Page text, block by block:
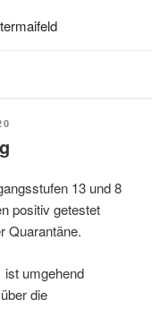
13 und 8
positiv getestet
Quarantäne.
umgehend
die